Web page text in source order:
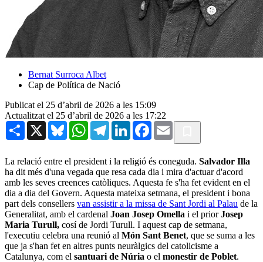
Bernat Surroca Albet
Cap de Política de Nació
Publicat el 25 d’abril de 2026 a les 15:09
Actualitzat el 25 d’abril de 2026 a les 17:22
Share X BlueskyWhatsAppTelegramLinkedInFacebook
Email
La relació entre el president i la religió és coneguda. Salvador Illa
ha dit més d'una vegada que resa cada dia i mira d'actuar d'acord
amb les seves creences catòliques. Aquesta fe s'ha fet evident en el
dia a dia del Govern. Aquesta mateixa setmana, el president i bona
part dels consellers van assistir a la missa de Sant Jordi al Palau de la
Generalitat, amb el cardenal Joan Josep Omella i el priorJosep
Maria Turull, cosí de Jordi Turull. I aquest cap de setmana,
l'executiu celebra una reunió al Món Sant Benet, que se suma a les
que ja s'han fet en altres punts neuràlgics del catolicisme a
Catalunya, com el santuari de Núria o el monestir de Poblet.